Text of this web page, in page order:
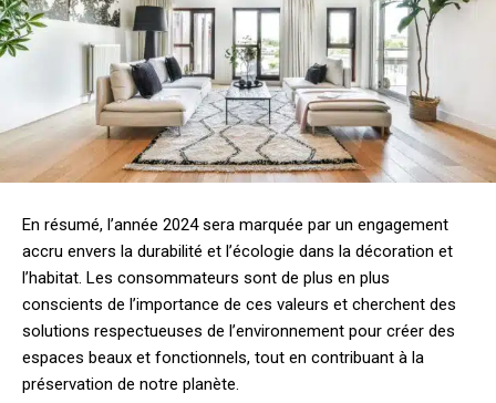
En résumé, l’année 2024 sera marquée par un engagement
accru envers la durabilité et l’écologie dans la décoration et
l’habitat. Les consommateurs sont de plus en plus
conscients de l’importance de ces valeurs et cherchent des
solutions respectueuses de l’environnement pour créer des
espaces beaux et fonctionnels, tout en contribuant à la
préservation de notre planète.